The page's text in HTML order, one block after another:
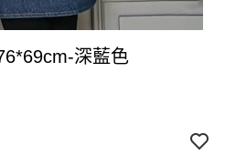
深藍色